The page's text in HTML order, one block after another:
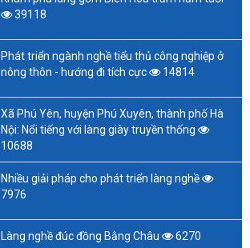
39118
Phát triển ngành nghề tiểu thủ công nghiệp ở
nông thôn - hướng đi tích cực
14814
Xã Phú Yên, huyện Phú Xuyên, thành phố Hà
Nội: Nổi tiếng với làng giày truyền thống
10688
Nhiều giải pháp cho phát triển làng nghề
7976
Làng nghề đúc đồng Bằng Châu 6270